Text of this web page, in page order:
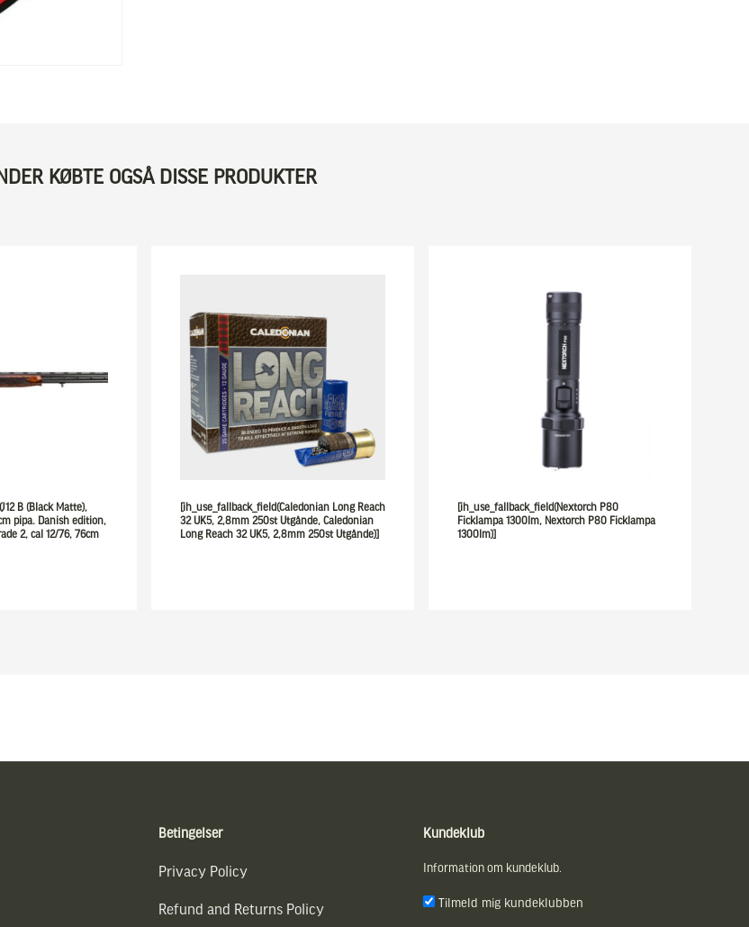
KØBTE OGSÅ DISSE PRODUKTER
B (Black Matte),
pipa. Danish edition,
2, cal 12/76, 76cm
[ih_use_fallback_field(Caledonian Long Reach
32 UK5, 2,8mm 250st Utgånde, Caledonian
Long Reach 32 UK5, 2,8mm 250st Utgånde)]
[ih_use_fallback_field(Nextorch P80
Ficklampa 1300lm, Nextorch P80 Ficklampa
1300lm)]
Betingelser
Privacy Policy
Refund and Returns Policy
Kundeklub
Information om kundeklub.
Tilmeld mig kundeklubben